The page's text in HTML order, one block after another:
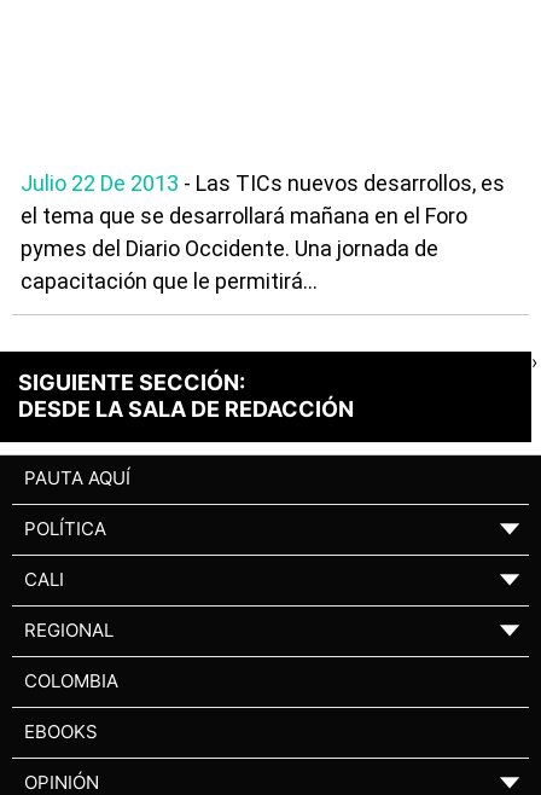
Julio 22 De 2013 - Las TICs nuevos desarrollos, es
el tema que se desarrollará mañana en el Foro
pymes del Diario Occidente. Una jornada de
capacitación que le permitirá...
SIGUIENTE SECCIÓN:
DESDE LA SALA DE REDACCIÓN
›
PAUTA AQUÍ
POLÍTICA ▼
CALI ▼
REGIONAL ▼
COLOMBIA
EBOOKS
OPINIÓN ▼